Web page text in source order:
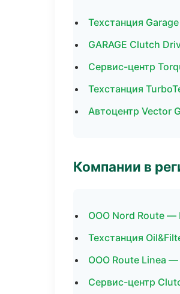
Техстанция
GARAGE Clutch
Сервис-центр
Техстанция
Автоцентр Vector
Компании в
ООО Nord Route —
Техстанция
ООО Route Linea
Сервис-центр